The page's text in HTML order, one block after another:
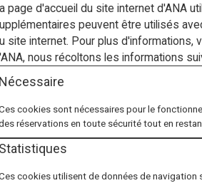
page d'accueil du site internet d'ANA
peuvent être utilisés
site internet. Pour plus d'informations,
nous récoltons les informations
Nécessaire
cookies sont nécessaires pour le
réservations en toute sécurité tout en
Statistiques
cookies utilisent de données de navigation